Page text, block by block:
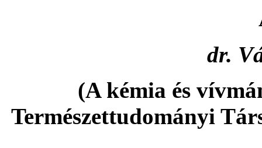
dr.
(A kémia és
Természettudományi